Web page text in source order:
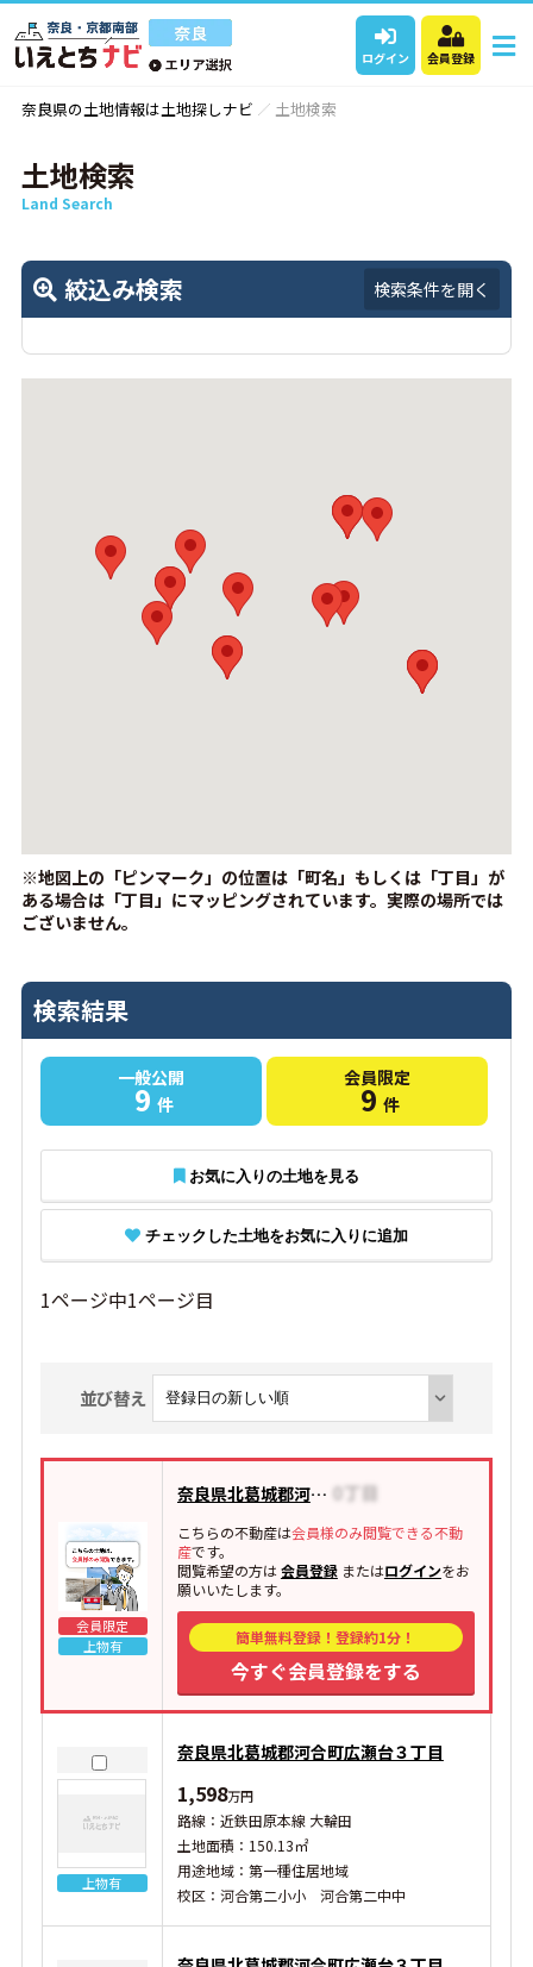
ログイン 会員登録
奈良県の土地情報は土地探しナビ 土地検索
土地検索
Land Search
絞込み検索 検索条件を開く
※地図上の「ピンマーク」の位置は「町名」もしくは「丁目」が
ある場合は「丁目」にマッピングされています。 実際の場所では
ございません。
検索結果
一般公開
9 件
会員限定
9 件
お気に入りの土地を見る
チェックした土地をお気に入りに追加
1ページ中1ページ目
並び替え
会員限定
上物有
奈良県北葛城郡河合町泉台
こちらの不動産は会員様のみ閲覧できる不動
産です。
閲覧希望の方は会員登録またはログインをお
願いいたします。
簡単無料登録！登録約1分！
今すぐ会員登録をする
上物有
奈良県北葛城郡河合町広瀬台３丁目
1,598万円
路線：近鉄田原本線 大輪田
土地面積：150.13㎡
用途地域：第一種住居地域
校区：河合第二小小 河合第二中中